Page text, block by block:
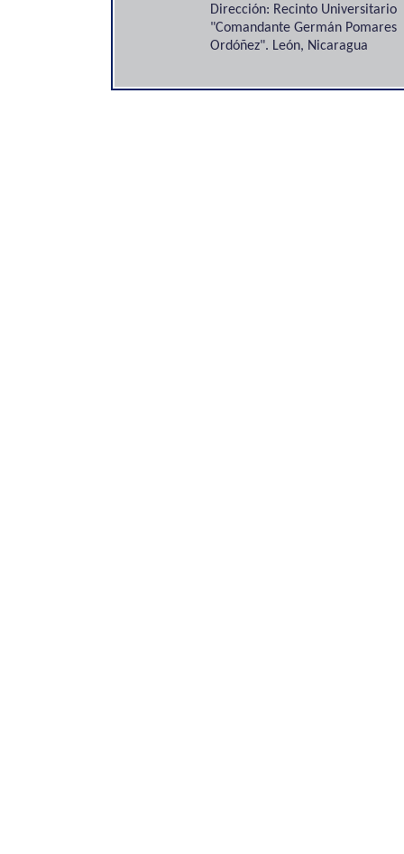
Dirección: Recinto Universitario
"Comandante Germán Pomares
Ordóñez". León, Nicaragua